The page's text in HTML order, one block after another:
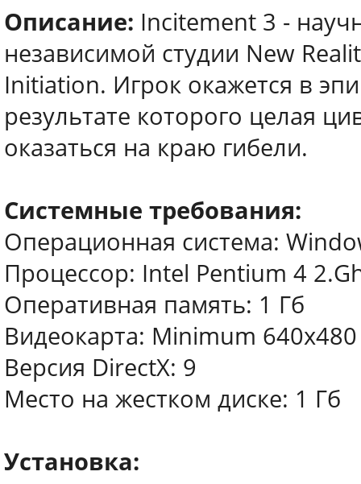
Описание: Incitement 3 -
независимой студии New
Initiation. Игрок окажется в
результате которого целая
оказаться на краю гибели.
Системные требования:
Операционная система:
Процессор: Intel Pentium 4
Оперативная память: 1 Гб
Видеокарта: Minimum
Версия DirectX: 9
Место на жестком диске: 1 Гб
Установка: